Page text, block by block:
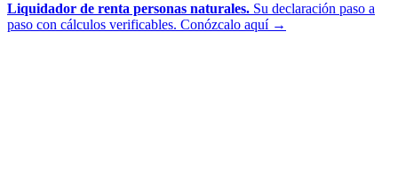
Liquidador de renta personas naturales. Su declaración paso a
paso con cálculos verificables. Conózcalo aquí →